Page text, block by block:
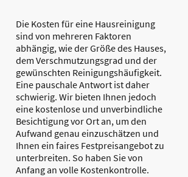
Die Kosten für eine Hausreinigung
sind von mehreren Faktoren
abhängig, wie der Größe des Hauses,
dem Verschmutzungsgrad und der
gewünschten Reinigungshäufigkeit.
Eine pauschale Antwort ist daher
schwierig. Wir bieten Ihnen jedoch
eine kostenlose und unverbindliche
Besichtigung vor Ort an, um den
Aufwand genau einzuschätzen und
Ihnen ein faires Festpreisangebot zu
unterbreiten. So haben Sie von
Anfang an volle Kostenkontrolle.